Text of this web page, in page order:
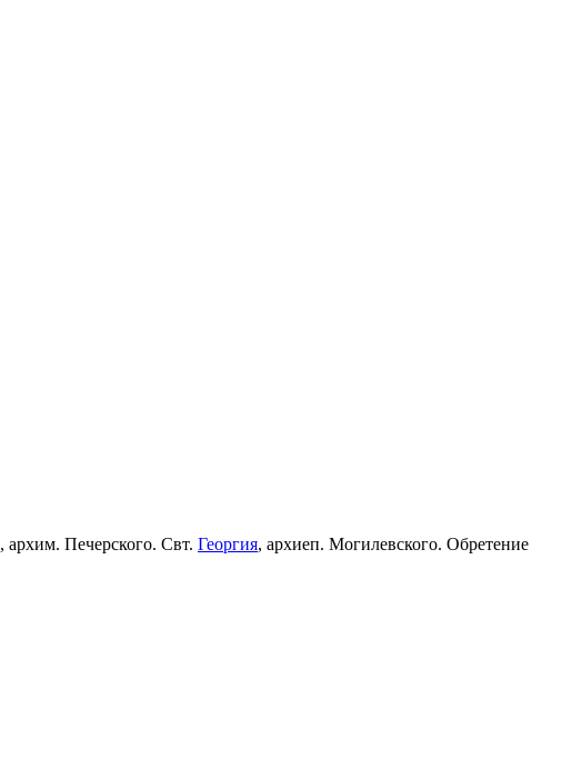
, архим. Печерского. Свт. Георгия, архиеп. Могилевского. Обретение